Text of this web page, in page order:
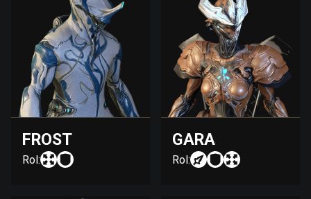
FROST
Rol:
GARA
Rol: